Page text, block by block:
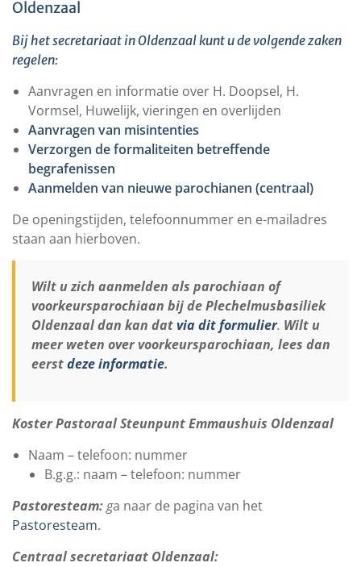
Oldenzaal
Bij het secretariaat in Oldenzaal kunt u de volgende zaken
regelen:
Aanvragen en informatie over H. Doopsel, H.
Vormsel, Huwelijk, vieringen en overlijden
Aanvragen van misintenties
Verzorgen de formaliteiten betreffende
begrafenissen
Aanmelden van nieuwe parochianen (centraal)
De openingstijden, telefoonnummer en e-mailadres
staan aan hierboven.
Wilt u zich aanmelden als parochiaan of
voorkeursparochiaan bij de Plechelmusbasiliek
Oldenzaal dan kan datvia dit formulier. Wilt u
meer weten over voorkeursparochiaan, lees dan
eerstdeze informatie.
Koster Pastoraal Steunpunt Emmaushuis Oldenzaal
Naam – telefoon: nummer
B.g.g.: naam – telefoon: nummer
Pastoresteam:ga naar de pagina van het
Pastoresteam.
Centraal secretariaat Oldenzaal: